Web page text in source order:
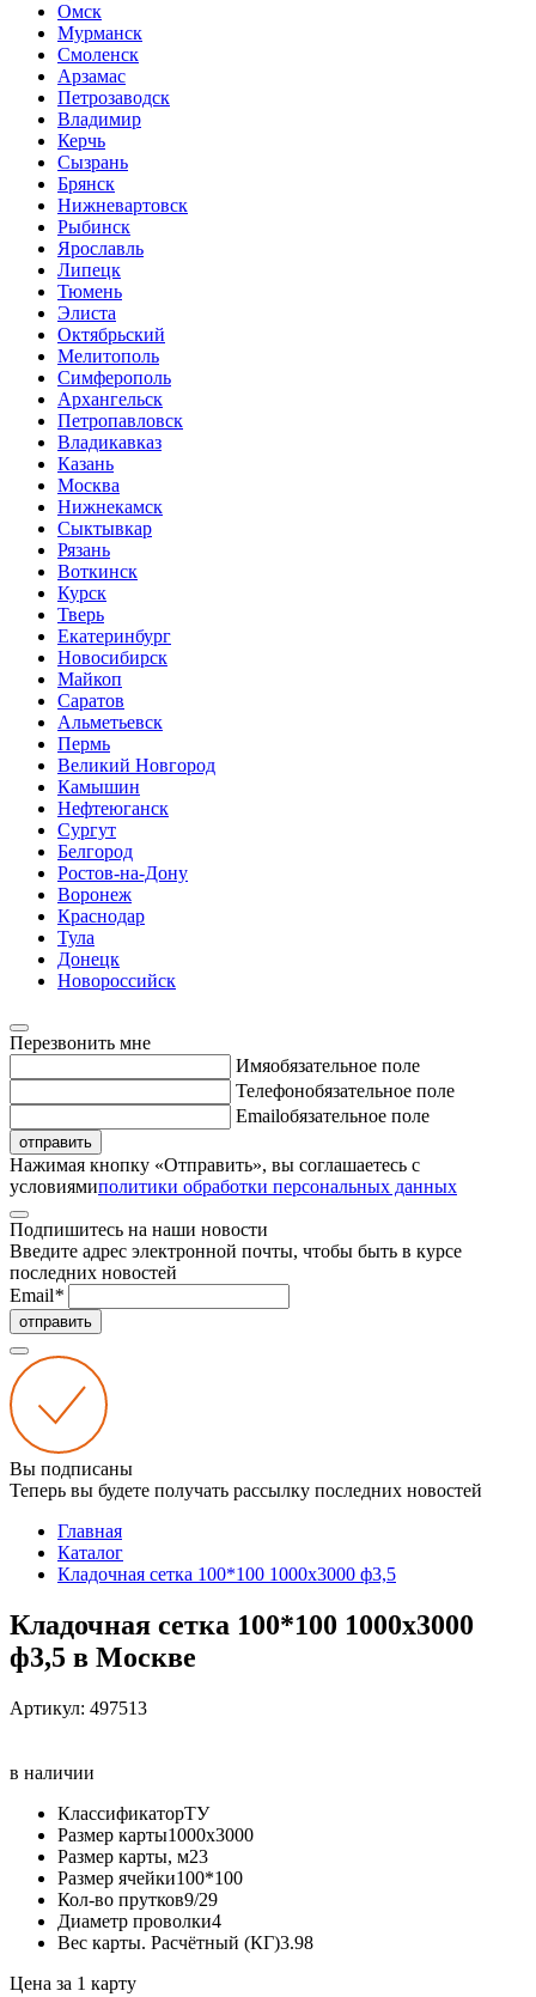
Омск
Мурманск
Смоленск
Арзамас
Петрозаводск
Владимир
Керчь
Сызрань
Брянск
Нижневартовск
Рыбинск
Ярославль
Липецк
Тюмень
Элиста
Октябрьский
Мелитополь
Симферополь
Архангельск
Петропавловск
Владикавказ
Казань
Москва
Нижнекамск
Сыктывкар
Рязань
Воткинск
Курск
Тверь
Екатеринбург
Новосибирск
Майкоп
Саратов
Альметьевск
Пермь
Великий Новгород
Камышин
Нефтеюганск
Сургут
Белгород
Ростов-на-Дону
Воронеж
Краснодар
Тула
Донецк
Новороссийск
Перезвонить мне
Имяобязательное поле
Телефонобязательное поле
Emailобязательное поле
отправить
Нажимая кнопку «Отправить», вы соглашаетесь с
условиямиполитики обработки персональных данных
Подпишитесь на наши новости
Введите адрес электронной почты, чтобы быть в курсе
последних новостей
Email*
отправить
Вы подписаны
Теперь вы будете получать рассылку последних новостей
Главная
Каталог
Кладочная сетка 100*100 1000х3000 ф3,5
Кладочная сетка 100*100 1000х3000
ф3,5 в Москве
Артикул: 497513
в наличии
КлассификаторТУ
Размер карты1000х3000
Размер карты, м23
Размер ячейки100*100
Кол-во прутков9/29
Диаметр проволки4
Вес карты. Расчётный (КГ)3.98
Цена за 1 карту